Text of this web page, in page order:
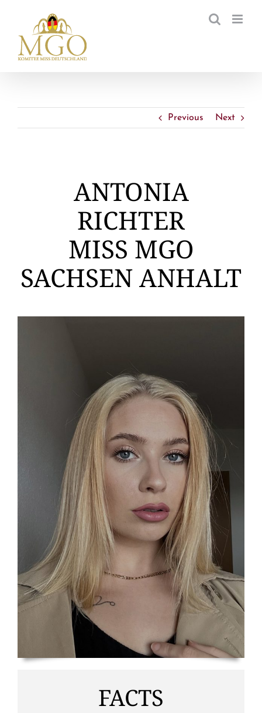
springen
Previous Next
ANTONIA
RICHTER
MISS MGO
SACHSEN ANHALT
FACTS